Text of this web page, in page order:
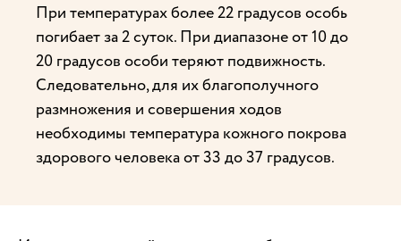
При температурах более 22 градусов особь
погибает за 2 суток. При диапазоне от 10 до
20 градусов особи теряют подвижность.
Следовательно, для их благополучного
размножения и совершения ходов
необходимы температура кожного покрова
здорового человека от 33 до 37 градусов.